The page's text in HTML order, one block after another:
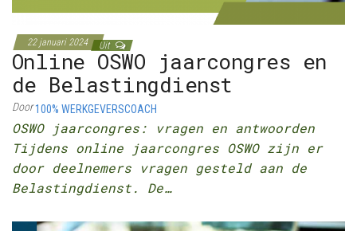
22 januari 2024 Uit
Online OSWO jaarcongres en
de Belastingdienst
Door100% WERKGEVERSCOACH
OSWO jaarcongres: vragen en antwoorden
Tijdens online jaarcongres OSWO zijn er
door deelnemers vragen gesteld aan de
Belastingdienst. De…